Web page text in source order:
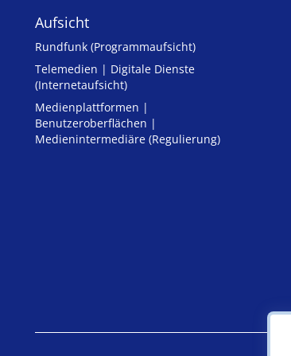
Aufsicht
Rundfunk (Programmaufsicht)
Telemedien | Digitale Dienste
(Internetaufsicht)
Medienplattformen |
Benutzeroberflächen |
Medienintermediäre (Regulierung)